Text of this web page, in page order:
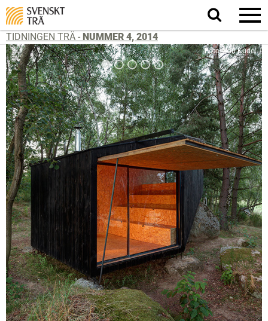
Sök
på
TIDNINGEN TRÄ - NUMMER 4, 2014
Foto: Jan Kudej